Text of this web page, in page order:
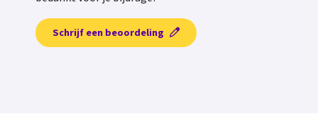
Schrijf een beoordeling